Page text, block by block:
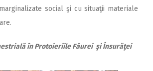
social şi cu situaţii materiale
în Protoieriile Făurei şi Însurăţei